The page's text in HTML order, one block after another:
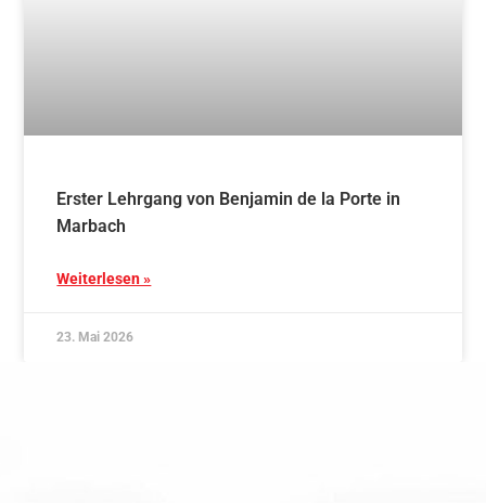
Erster Lehrgang von Benjamin de la Porte in
Marbach
Weiterlesen »
23. Mai 2026